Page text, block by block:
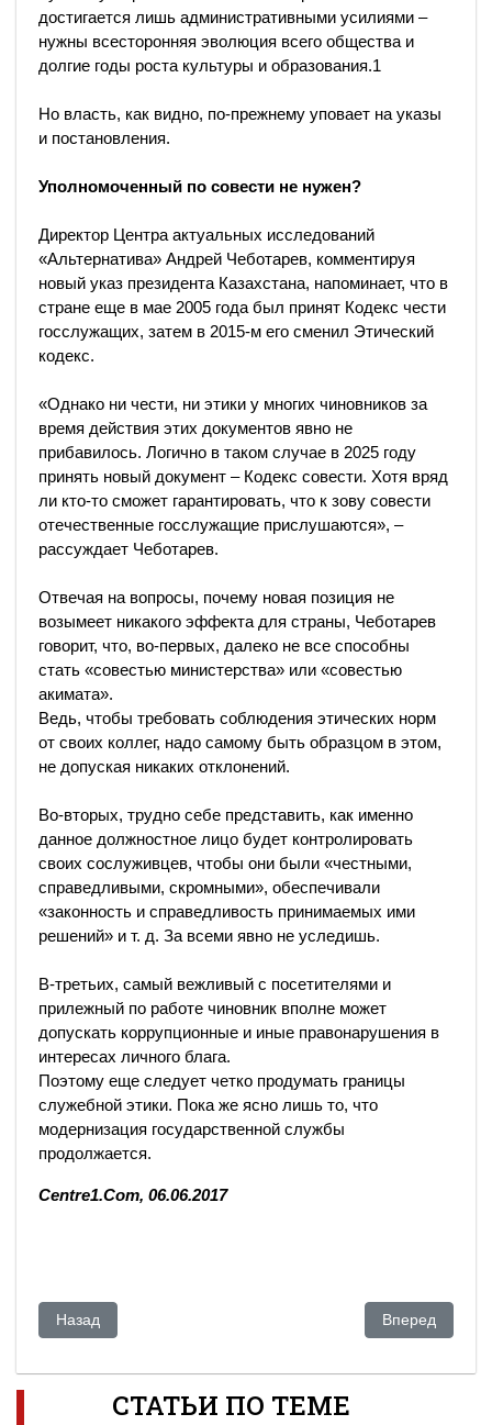
достигается лишь административными усилиями –
нужны всесторонняя эволюция всего общества и
долгие годы роста культуры и образования.1
Но власть, как видно, по-прежнему уповает на указы
и постановления.
Уполномоченный по совести не нужен?
Директор Центра актуальных исследований
«Альтернатива» Андрей Чеботарев, комментируя
новый указ президента Казахстана, напоминает, что в
стране еще в мае 2005 года был принят Кодекс чести
госслужащих, затем в 2015-м его сменил Этический
кодекс.
«Однако ни чести, ни этики у многих чиновников за
время действия этих документов явно не
прибавилось. Логично в таком случае в 2025 году
принять новый документ – Кодекс совести. Хотя вряд
ли кто-то сможет гарантировать, что к зову совести
отечественные госслужащие прислушаются», –
рассуждает Чеботарев.
Отвечая на вопросы, почему новая позиция не
возымеет никакого эффекта для страны, Чеботарев
говорит, что, во-первых, далеко не все способны
стать «совестью министерства» или «совестью
акимата».
Ведь, чтобы требовать соблюдения этических норм
от своих коллег, надо самому быть образцом в этом,
не допуская никаких отклонений.
Во-вторых, трудно себе представить, как именно
данное должностное лицо будет контролировать
своих сослуживцев, чтобы они были «честными,
справедливыми, скромными», обеспечивали
«законность и справедливость принимаемых ими
решений» и т. д. За всеми явно не уследишь.
В-третьих, самый вежливый с посетителями и
прилежный по работе чиновник вполне может
допускать коррупционные и иные правонарушения в
интересах личного блага.
Поэтому еще следует четко продумать границы
служебной этики. Пока же ясно лишь то, что
модернизация государственной службы
продолжается.
Centre1.Com, 06.06.2017
Предыдущий: Сколько нефти нужно добыть Казахстану,
Назад Следующий:
Вперед
СТАТЬИ ПО ТЕМЕ